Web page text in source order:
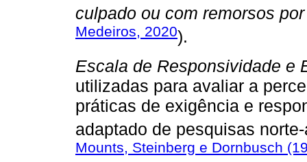
culpado ou com remorsos
Medeiros, 2020).
Escala de Responsividade e
utilizadas para avaliar a
práticas de exigência e
adaptado de pesquisas
Mounts, Steinberg e Dornbusch